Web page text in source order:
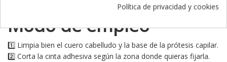
Modo de empleo
1️⃣ Limpia bien el cuero cabelludo y la base de la prótesis capilar.
2️⃣ Corta la cinta adhesiva según la zona donde quieras fijarla.
Política de privacidad y cookies